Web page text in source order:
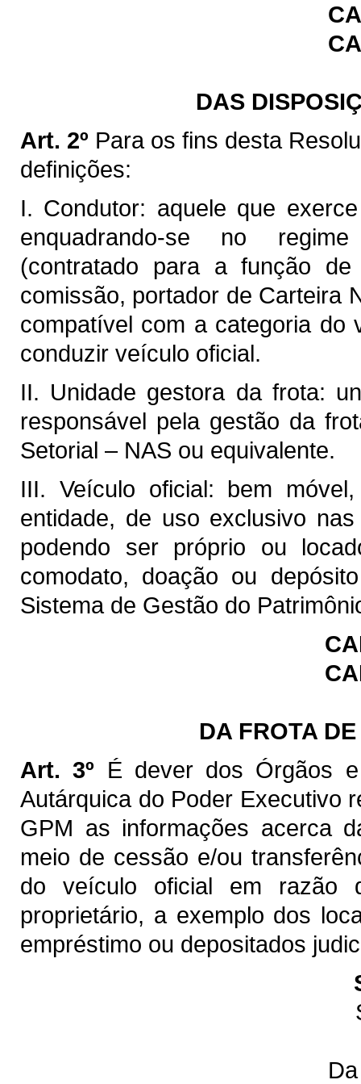
DAS
Art. 2º Para os fins desta
definições:
I. Condutor: aquele que
enquadrando-se no
(contratado para a função
comissão, portador de Carteira
compatível com a categoria do
conduzir veículo oficial.
II. Unidade gestora da frota:
responsável pela gestão da
Setorial – NAS ou equivalente.
III. Veículo oficial: bem
entidade, de uso exclusivo
podendo ser próprio ou
comodato, doação ou
Sistema de Gestão do
DA FROTA
Art. 3º É dever dos Órgãos
Autárquica do Poder Executivo
GPM as informações acerca
meio de cessão e/ou
do veículo oficial em razão
proprietário, a exemplo dos
empréstimo ou depositados